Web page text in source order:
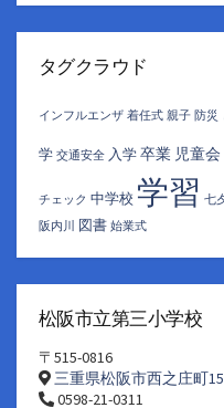
イ
タグクラウド
インフルエンザ 着任式 親子 防災
学 交通安全 入学 卒業 児童会
チェック 中学校 学習 七
阪内川
図書 始業式
松阪市立第三小学校
〒515-0816
三重県松阪市西之庄町
0598-21-0311